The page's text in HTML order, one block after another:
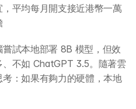
平均每月開支接近港幣一萬
試本地部署 8B 模型，但效
不如 ChatGPT 3.5。隨著雲
：如果有夠力的硬體，本地
劃